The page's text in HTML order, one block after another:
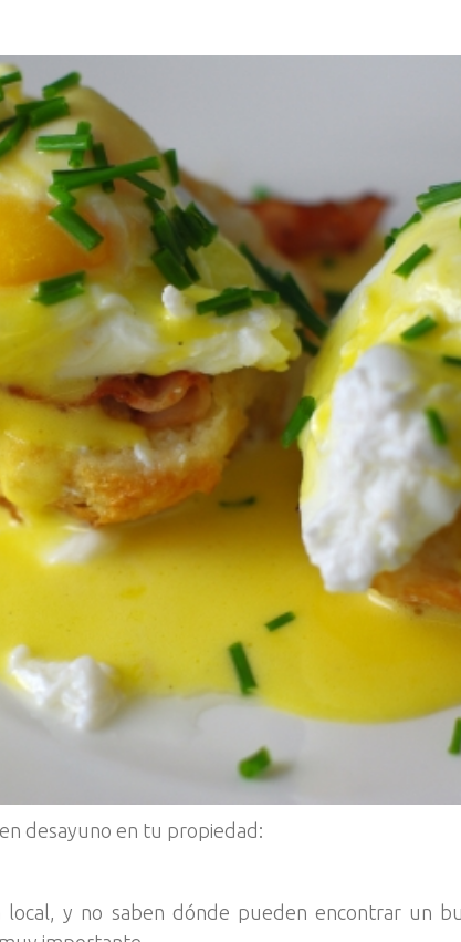
desayuno en tu propiedad:
y no saben dónde pueden encontrar un